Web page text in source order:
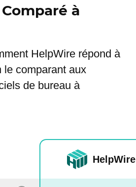
à
HelpWire répond à
le comparant aux
de bureau à
HelpWire